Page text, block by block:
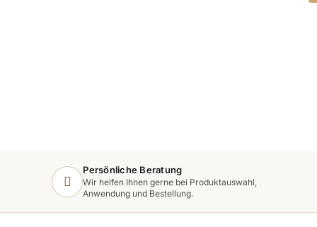
Persönliche Beratung
Wir helfen Ihnen gerne bei Produktauswahl,
Anwendung und Bestellung.